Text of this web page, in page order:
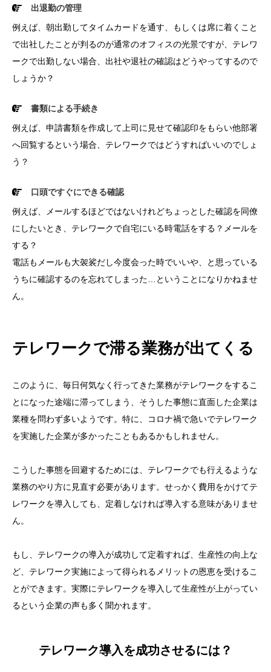
出退勤の管理
例えば、朝出勤してタイムカードを通す、もしくは席に着くこと
で出社したことが判るのが通常のオフィスの光景ですが、テレワ
ークで出勤しない場合、出社や退社の確認はどうやってするので
しょうか？
書類による手続き
例えば、申請書類を作成して上司に見せて確認印をもらい他部署
へ回覧するという場合、テレワークではどうすればいいのでしょ
う？
口頭ですぐにできる確認
例えば、メールするほどではないけれどちょっとした確認を同僚
にしたいとき、テレワークで自宅にいる時電話をする？メールを
する？
電話もメールも大袈裟だし今度会った時でいいや、と思っている
うちに確認するのを忘れてしまった…ということになりかねませ
ん。
テレワークで滞る業務が出てくる
このように、毎日何気なく行ってきた業務がテレワークをするこ
とになった途端に滞ってしまう、そうした事態に直面した企業は
業種を問わず多いようです。特に、コロナ禍で急いでテレワーク
を実施した企業が多かったこともあるかもしれません。
こうした事態を回避するためには、テレワークでも行えるような
業務のやり方に見直す必要があります。せっかく費用をかけてテ
レワークを導入しても、定着しなければ導入する意味がありませ
ん。
もし、テレワークの導入が成功して定着すれば、生産性の向上な
ど、テレワーク実施によって得られるメリットの恩恵を受けるこ
とができます。実際にテレワークを導入して生産性が上がってい
るという企業の声も多く聞かれます。
テレワーク導入を成功させるには？